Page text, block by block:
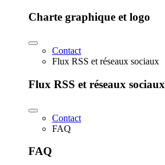
Charte graphique et logo
Contact
Flux RSS et réseaux sociaux
Flux RSS et réseaux sociaux
Contact
FAQ
FAQ